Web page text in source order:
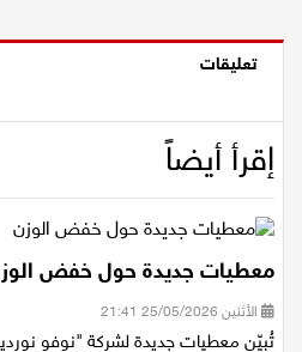
إقرأ أيضاً
معطيات جديدة حول خفض الوزن
الأثنين 25/05/2026 21:41